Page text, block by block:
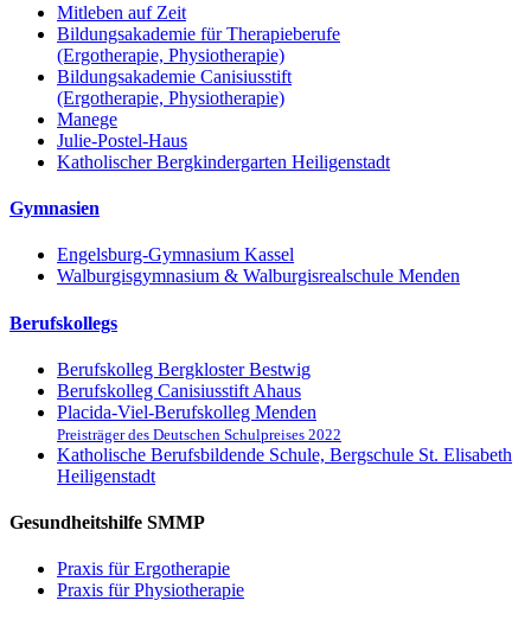
Mitleben auf Zeit
Bildungsakademie für Therapieberufe
(Ergotherapie, Physiotherapie)
Bildungsakademie Canisiusstift
(Ergotherapie, Physiotherapie)
Manege
Julie-Postel-Haus
Katholischer Bergkindergarten Heiligenstadt
Gymnasien
Engelsburg-Gymnasium Kassel
Walburgisgymnasium & Walburgisrealschule Menden
Berufskollegs
Berufskolleg Bergkloster Bestwig
Berufskolleg Canisiusstift Ahaus
Placida-Viel-Berufskolleg Menden
Preisträger des Deutschen Schulpreises 2022
Katholische Berufsbildende Schule, Bergschule St. Elisabeth
Heiligenstadt
Gesundheitshilfe SMMP
Praxis für Ergo­therapie
Praxis für Physio­therapie